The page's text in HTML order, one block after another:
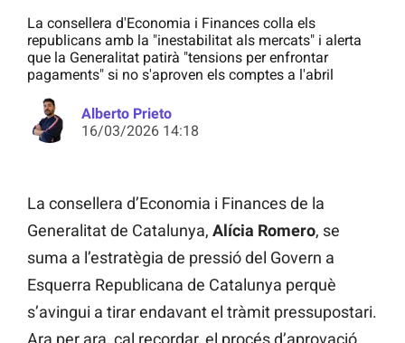
La consellera d'Economia i Finances colla els
republicans amb la "inestabilitat als mercats" i alerta
que la Generalitat patirà "tensions per enfrontar
pagaments" si no s'aproven els comptes a l'abril
Alberto Prieto
16/03/2026 14:18
La consellera d’Economia i Finances de la
Generalitat de Catalunya, Alícia Romero, se
suma a l’estratègia de pressió del Govern a
Esquerra Republicana de Catalunya perquè
s’avingui a tirar endavant el tràmit pressupostari.
Ara per ara, cal recordar, el procés d’aprovació